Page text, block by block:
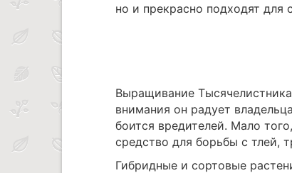
но и прекрасно подходят для
Выращивание
внимания он радует
боится вредителей. Мало
средство для борьбы с тлей,
Гибридные и сортовые